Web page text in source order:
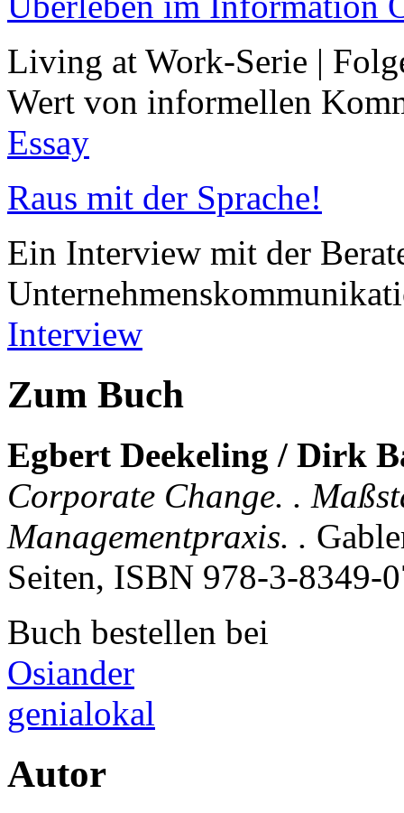
Living at Work-Serie |
Wert von informellen
Essay
Raus mit der Sprache!
Ein Interview mit der
Interview
Zum Buch
Egbert Deekeling / Dirk
Corporate Change. .
Managementpraxis. .
Seiten, ISBN 978-3-8349-
Buch bestellen bei
Osiander
genialokal
Autor